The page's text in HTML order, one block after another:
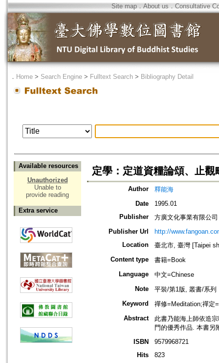
Site map．About us ． Consultative
． Home > Search Engine > Fulltext Search > Bibliography Detail
Available resources
Unauthorized
Unable to
provide reading
Extra service
定學：定道資糧論頌、止
Author
釋能海
Date
1995.01
Publisher
方廣文化事業有限公司
Publisher Url
http://
Location
臺北市, 臺灣 [Taipei
Content type
書籍=Book
Language
中文=Chinese
Note
平裝/第1版, 叢書/系列
Keyword
禪修=Meditation;禪定
Abstract
此書乃能海上師依造
門的優秀作品. 本書另
ISBN
9579968721
Hits
823